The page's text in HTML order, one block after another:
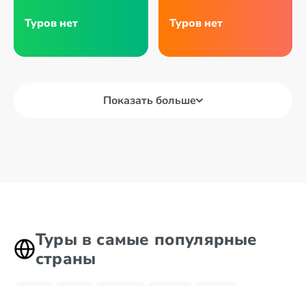
Туров нет Туров нет
Показать больше
Туры в самые популярные
страны